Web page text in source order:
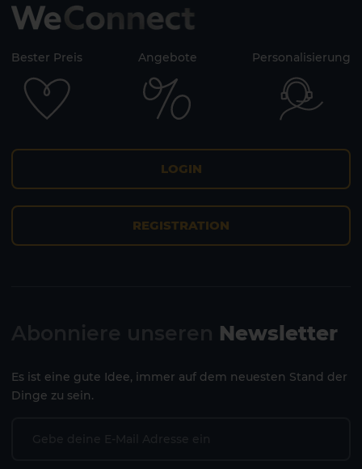
Bester Preis Angebote Personalisierung
LOGIN
REGISTRATION
Newsletter
Es ist eine gute Idee, immer auf dem neuesten Stand der
Dinge zu sein.